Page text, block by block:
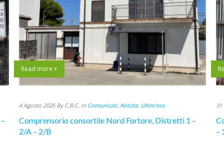
Read more +
4 Agosto 2026 By C.B.C. in Comunicati, Notizie, Ultim'ora
Comprensorio consortile Nord Fortore, Distretti 1 –
2/A – 2/B
31
–